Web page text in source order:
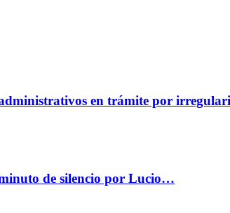
en trámite por
de silencio por Lucio…